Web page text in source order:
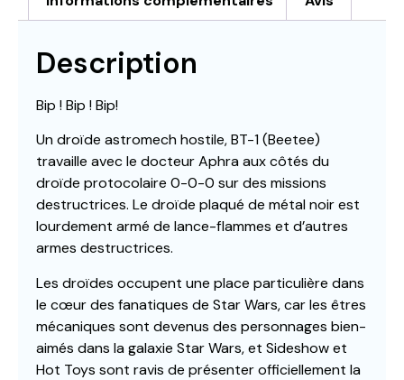
Description
Bip ! Bip ! Bip!
Un droïde astromech hostile, BT-1 (Beetee)
travaille avec le docteur Aphra aux côtés du
droïde protocolaire 0-0-0 sur des missions
destructrices. Le droïde plaqué de métal noir est
lourdement armé de lance-flammes et d’autres
armes destructrices.
Les droïdes occupent une place particulière dans
le cœur des fanatiques de Star Wars, car les êtres
mécaniques sont devenus des personnages bien-
aimés dans la galaxie Star Wars, et Sideshow et
Hot Toys sont ravis de présenter officiellement la